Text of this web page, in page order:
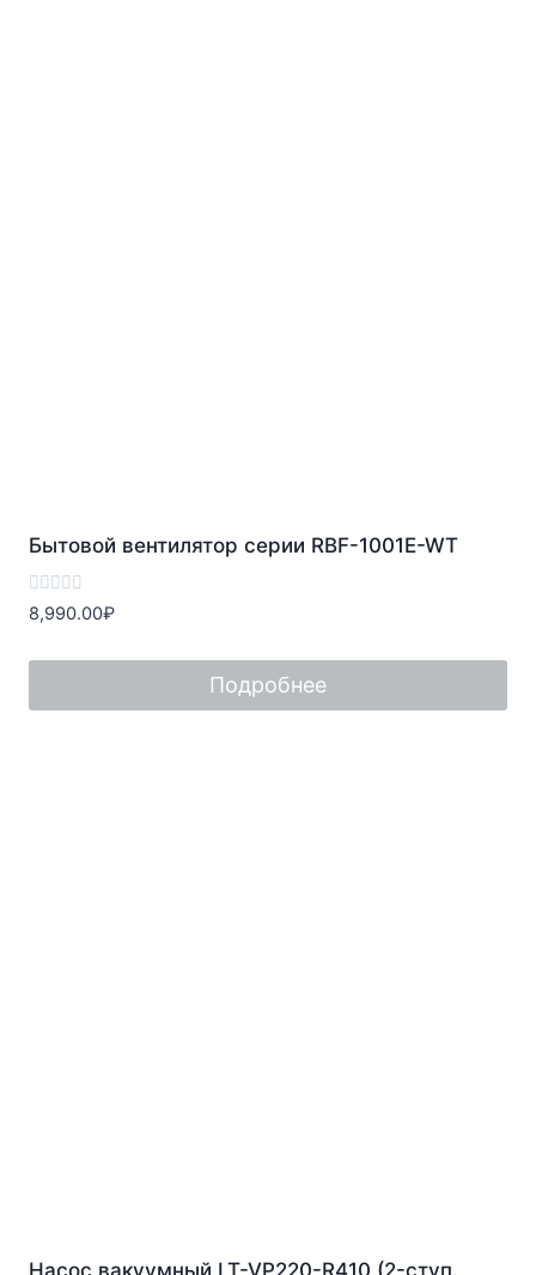
Бытовой вентилятор серии RBF-1001E-WT
Оценка
0
5
8,990.00₽
Подробнее
Насос вакуумный LT-VP220-R410 (2-ступ.,